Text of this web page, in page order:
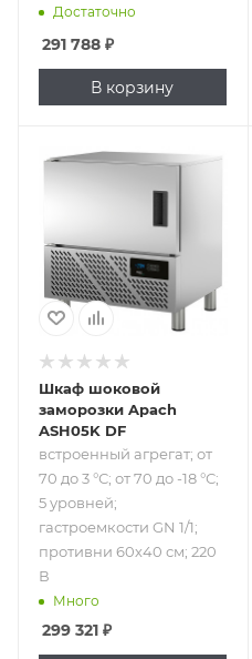
Достаточно
291 788 ₽
В корзину
Подпись к товару
°С; от 70 до -18 °С;
5 уровней;
гастроемкости
GN 1/1; противни
60х40 см; 220 В
Шкаф шоковой
заморозки Apach
ASH05K DF
встроенный агрегат; от
70 до 3 °С; от 70 до -18 °С;
5 уровней;
гастроемкости GN 1/1;
противни 60х40 см; 220
В
Много
299 321 ₽